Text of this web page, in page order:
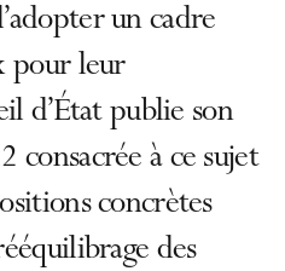
un cadre
pour leur
d’État publie son
consacrée à ce sujet
concrètes
des